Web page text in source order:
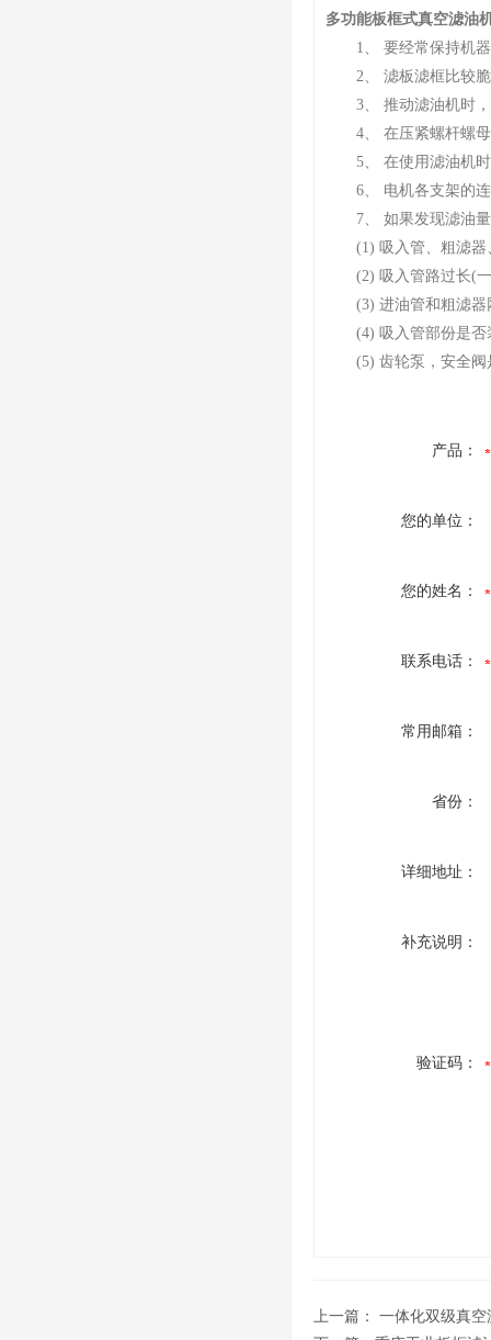
多功能板框式真空滤油
1、 要经常保持机器
2、 滤板滤框比较脆
3、 推动滤油机时，
4、 在压紧螺杆螺母
5、 在使用滤油机时
6、 电机各支架的连
7、 如果发现滤油量
(1) 吸入管、粗滤器
(2) 吸入管路过长(一
(3) 进油管和粗滤器
(4) 吸入管部份是否
(5) 齿轮泵，安全阀
产品：
您的单位：
您的姓名：
联系电话：
常用邮箱：
省份：
详细地址：
补充说明：
验证码：
上一篇： 一体化双级真空